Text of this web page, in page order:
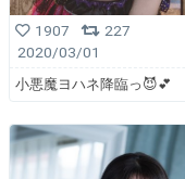
1907
227
2020/03/01
小悪魔ヨハネ降臨っ😈💕